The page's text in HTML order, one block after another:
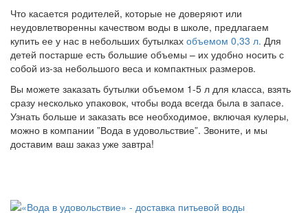
Что касается родителей, которые не доверяют или
неудовлетворенны качеством воды в школе, предлагаем
купить ее у нас в небольших бутылках объемом 0,33 л. Для
детей постарше есть большие объемы – их удобно носить с
собой из-за небольшого веса и компактных размеров.
Вы можете заказать бутылки объемом 1-5 л для класса, взять
сразу несколько упаковок, чтобы вода всегда была в запасе.
Узнать больше и заказать все необходимое, включая кулеры,
можно в компании ”Вода в удовольствие”. Звоните, и мы
доставим ваш заказ уже завтра!